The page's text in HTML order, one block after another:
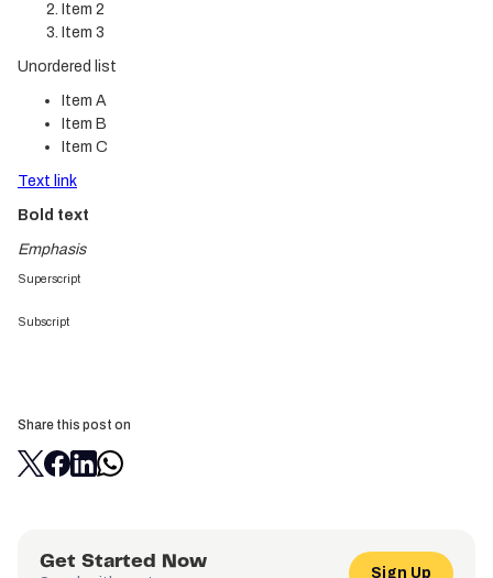
Item 2
Item 3
Unordered list
Item A
Item B
Item C
Text link
Bold text
Emphasis
Superscript
Subscript
Share this post on
Get Started Now
Sign Up